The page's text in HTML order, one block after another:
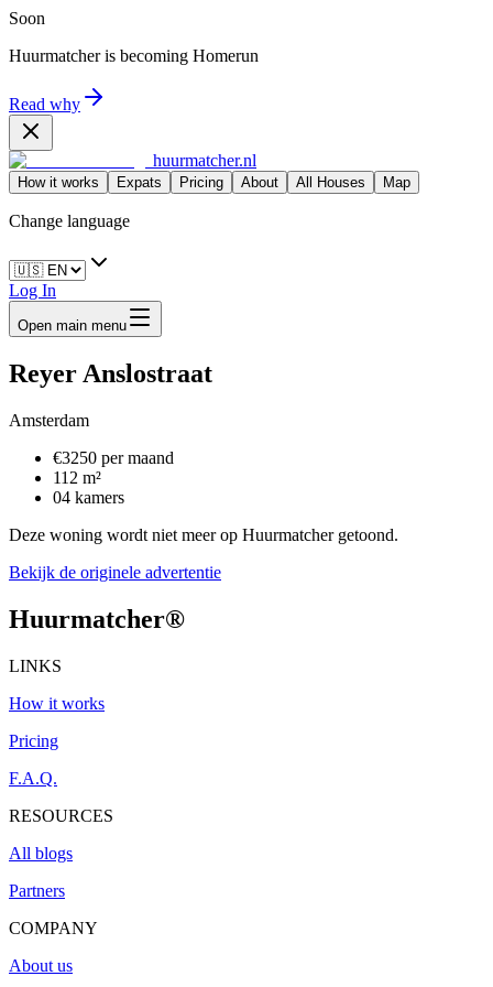
Soon
Huurmatcher is becoming Homerun
Read why
huurmatcher.nl
How it works Expats Pricing About All Houses Map
Change language
Log In
Open main menu
Reyer Anslostraat
Amsterdam
€3250 per maand
112 m²
04 kamers
Deze woning wordt niet meer op Huurmatcher getoond.
Bekijk de originele advertentie
Huurmatcher®
LINKS
How it works
Pricing
F.A.Q.
RESOURCES
All blogs
Partners
COMPANY
About us